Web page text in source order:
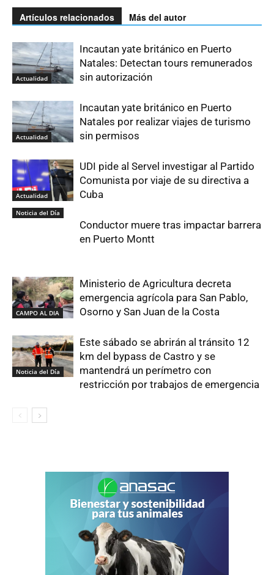
Artículos relacionados Más del autor
Actualidad
Incautan yate británico en Puerto
Natales: Detectan tours remunerados
sin autorización
Actualidad
Incautan yate británico en Puerto
Natales por realizar viajes de turismo
sin permisos
Actualidad
UDI pide al Servel investigar al Partido
Comunista por viaje de su directiva a
Cuba
Noticia del Día
Conductor muere tras impactar barrera
en Puerto Montt
CAMPO AL DIA
Ministerio de Agricultura decreta
emergencia agrícola para San Pablo,
Osorno y San Juan de la Costa
Noticia del Día
Este sábado se abrirán al tránsito 12
km del bypass de Castro y se
mantendrá un perímetro con
restricción por trabajos de emergencia